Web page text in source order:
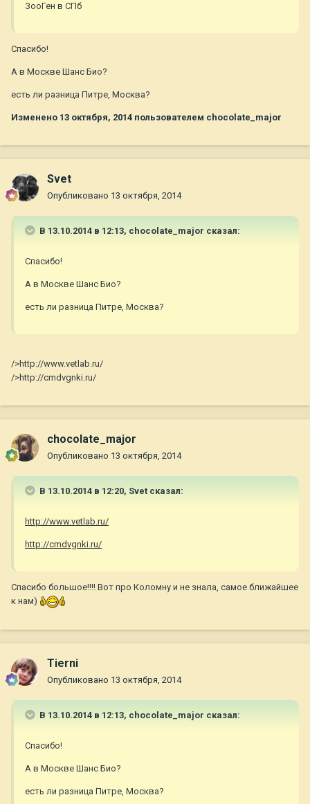
ЗооГен в СПб
Спасибо!
А в Москве Шанс Био?
есть ли разница Питре, Москва?
Изменено 13 октября, 2014 пользователем chocolate_major
Svet
Опубликовано 13 октября, 2014
В 13.10.2014 в 12:13, chocolate_major сказал:
Спасибо!
А в Москве Шанс Био?
есть ли разница Питре, Москва?
/>http://www.vetlab.ru/
/>http://cmdvgnki.ru/
chocolate_major
Опубликовано 13 октября, 2014
В 13.10.2014 в 12:20, Svet сказал:
http://www.vetlab.ru/
http://cmdvgnki.ru/
Спасибо большое!!!! Вот про Коломну и не знала, самое ближайшее
к нам)
Tierni
Опубликовано 13 октября, 2014
В 13.10.2014 в 12:13, chocolate_major сказал:
Спасибо!
А в Москве Шанс Био?
есть ли разница Питре, Москва?